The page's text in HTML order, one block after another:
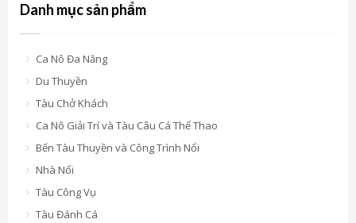
Danh mục sản phẩm
Ca Nô Đa Năng
Du Thuyền
Tàu Chở Khách
Ca Nô Giải Trí và Tàu Câu Cá Thể Thao
Bến Tàu Thuyền và Công Trình Nổi
Nhà Nổi
Tàu Công Vụ
Tàu Đánh Cá